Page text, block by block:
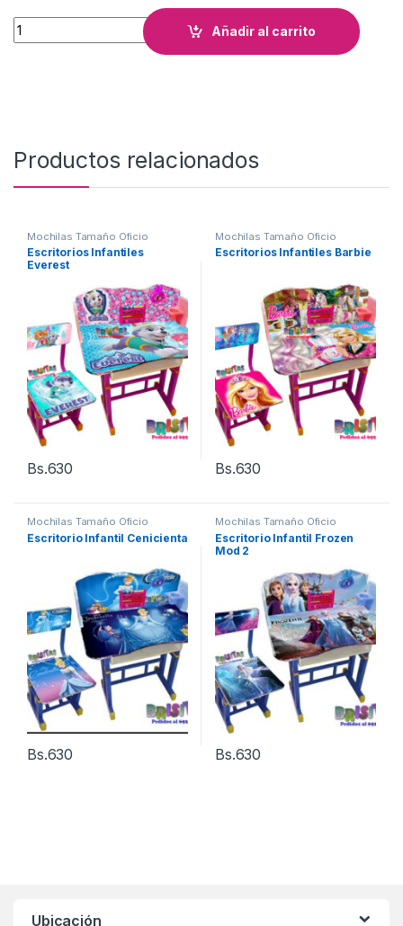
Mochila Frozen 3 piezas Tam Oficio (Con Ruedas) cantidad
Añadir al carrito
Productos relacionados
Mochilas Tamaño Oficio
Escritorios Infantiles
Everest
Bs.630
Mochilas Tamaño Oficio
Escritorios Infantiles Barbie
Bs.630
Mochilas Tamaño Oficio
Escritorio Infantil Cenicienta
Bs.630
Mochilas Tamaño Oficio
Escritorio Infantil Frozen
Mod 2
Bs.630
Ubicación